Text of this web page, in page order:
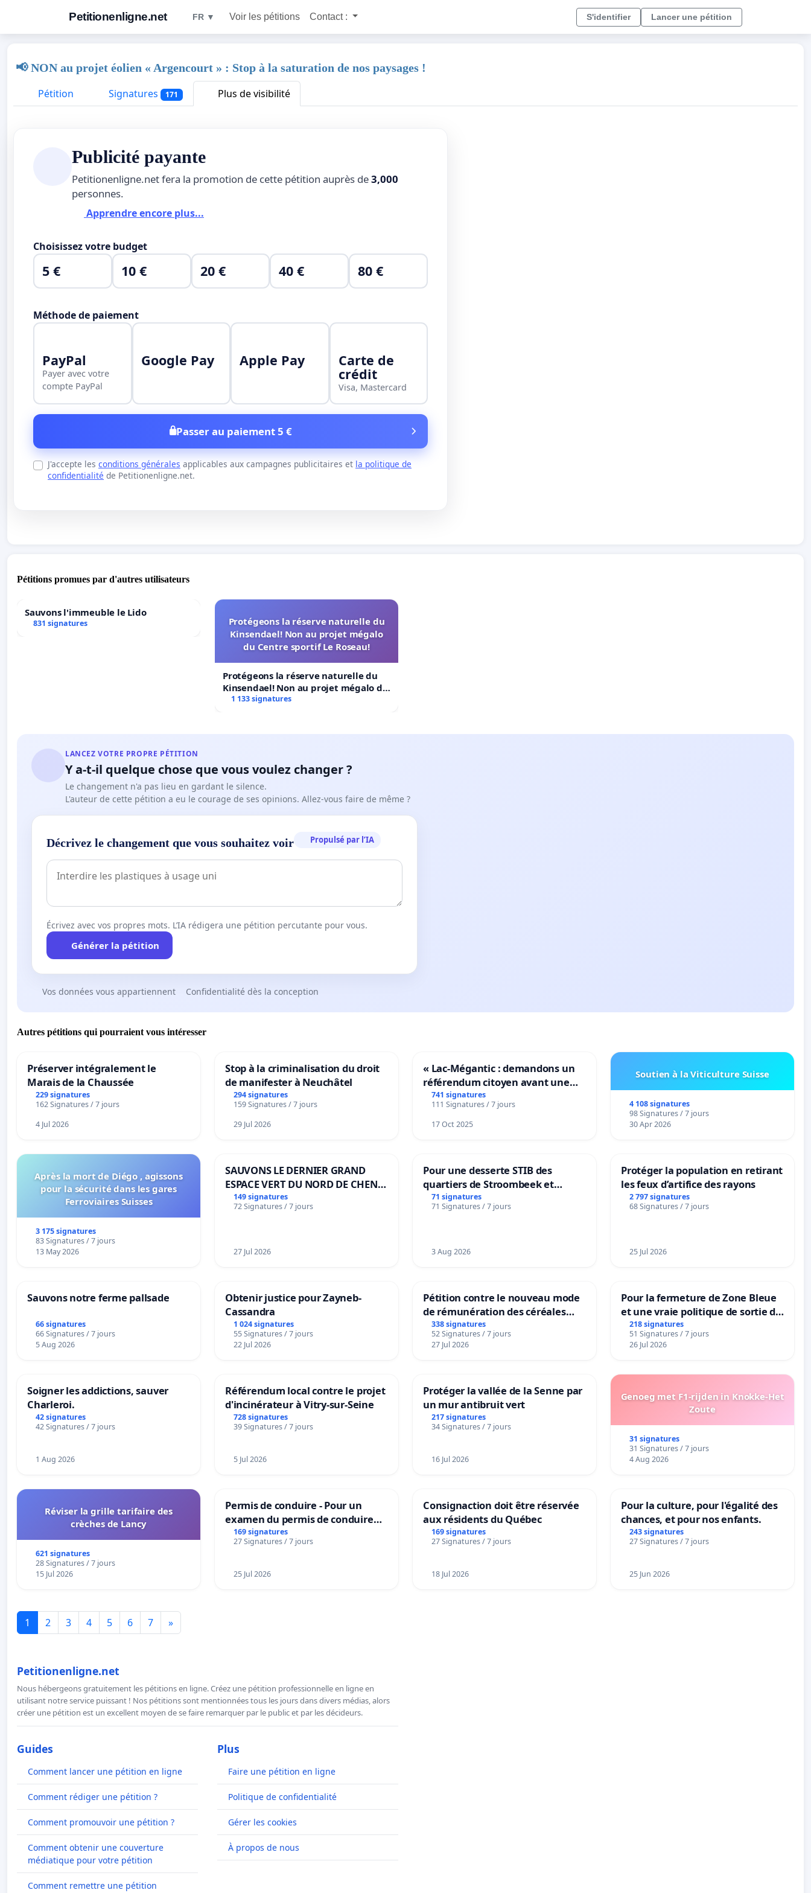
Petitionenligne.net FR ▼ Voir les pétitions Contact : S'identifier Lancer une pétition
📢 NON au projet éolien « Argencourt » : Stop à la saturation de nos paysages !
Pétition
Signatures 171 Plus de visibilité
Publicité payante
Petitionenligne.net fera la promotion de cette pétition auprès de3,000
personnes.
Apprendre encore plus...
Choisissez votre budget
5 € 10 € 20 € 40 € 80 €
Méthode de paiement
PayPal
Payer avec votre
compte PayPal
Google Pay Apple Pay Carte de
crédit
Visa, Mastercard
Passer au paiement 5 €
J'accepte les conditions générales applicables aux campagnes publicitaires et la politique de
confidentialité de Petitionenligne.net.
Pétitions promues par d'autres utilisateurs
Sauvons l'immeuble le Lido
831 signatures
Protégeons la réserve naturelle du
Kinsendael! Non au projet mégalo
du Centre sportif Le Roseau!
Protégeons la réserve naturelle du
Kinsendael! Non au projet mégalo du
Centre sportif Le Roseau!
1 133 signatures
LANCEZ VOTRE PROPRE PÉTITION
Y a-t-il quelque chose que vous voulez changer ?
Le changement n'a pas lieu en gardant le silence.
L'auteur de cette pétition a eu le courage de ses opinions. Allez-vous faire de même ?
Décrivez le changement que vous souhaitez voir Propulsé par l’IA
Écrivez avec vos propres mots. L’IA rédigera une pétition percutante pour vous.
Générer la pétition
Vos données vous appartiennent Confidentialité dès la conception
Autres pétitions qui pourraient vous intéresser
Préserver intégralement le
Marais de la Chaussée
229 signatures
162 Signatures / 7 jours
4 Jul 2026
Stop à la criminalisation du droit
de manifester à Neuchâtel
294 signatures
159 Signatures / 7 jours
29 Jul 2026
« Lac-Mégantic : demandons un
référendum citoyen avant une
transformation irréversible de
notre territoire »
741 signatures
111 Signatures / 7 jours
17 Oct 2025
Soutien à la Viticulture Suisse
4 108 signatures
98 Signatures / 7 jours
30 Apr 2026
Après la mort de Diégo , agissons
pour la sécurité dans les gares
Ferroviaires Suisses
3 175 signatures
83 Signatures / 7 jours
13 May 2026
SAUVONS LE DERNIER GRAND
ESPACE VERT DU NORD DE CHENE-
BOUGERIES
149 signatures
72 Signatures / 7 jours
27 Jul 2026
Pour une desserte STIB des
quartiers de Stroombeek et
Beauval - Voor een MIVB-
bediening van de wijken
71 signatures
71 Signatures / 7 jours
3 Aug 2026
Protéger la population en retirant
les feux d’artifice des rayons
2 797 signatures
68 Signatures / 7 jours
25 Jul 2026
Sauvons notre ferme pallsade
66 signatures
66 Signatures / 7 jours
5 Aug 2026
Obtenir justice pour Zayneb-
Cassandra
1 024 signatures
55 Signatures / 7 jours
22 Jul 2026
Pétition contre le nouveau mode
de rémunération des céréales
panifiables de Swiss granum basé
sur la teneur en protéines
338 signatures
52 Signatures / 7 jours
27 Jul 2026
Pour la fermeture de Zone Bleue
et une vraie politique de sortie de
la dépendance
218 signatures
51 Signatures / 7 jours
26 Jul 2026
Soigner les addictions, sauver
Charleroi.
42 signatures
42 Signatures / 7 jours
1 Aug 2026
Référendum local contre le projet
d'incinérateur à Vitry-sur-Seine
728 signatures
39 Signatures / 7 jours
5 Jul 2026
Protéger la vallée de la Senne par
un mur antibruit vert
217 signatures
34 Signatures / 7 jours
16 Jul 2026
Genoeg met F1-rijden in Knokke-Het
Zoute
31 signatures
31 Signatures / 7 jours
4 Aug 2026
Réviser la grille tarifaire des
crèches de Lancy
621 signatures
28 Signatures / 7 jours
15 Jul 2026
Permis de conduire - Pour un
examen du permis de conduire
accessible dans plusieurs langues
à Bruxelles
169 signatures
27 Signatures / 7 jours
25 Jul 2026
Consignaction doit être réservée
aux résidents du Québec
169 signatures
27 Signatures / 7 jours
18 Jul 2026
Pour la culture, pour l'égalité des
chances, et pour nos enfants.
243 signatures
27 Signatures / 7 jours
25 Jun 2026
1 2 3 4 5 6 7 »
Petitionenligne.net
Nous hébergeons gratuitement les pétitions en ligne. Créez une pétition professionnelle en ligne en
utilisant notre service puissant ! Nos pétitions sont mentionnées tous les jours dans divers médias, alors
créer une pétition est un excellent moyen de se faire remarquer par le public et par les décideurs.
Guides
Comment lancer une pétition en ligne
Comment rédiger une pétition ?
Comment promouvoir une pétition ?
Comment obtenir une couverture
médiatique pour votre pétition
Comment remettre une pétition
Plus
Faire une pétition en ligne
Politique de confidentialité
Gérer les cookies
À propos de nous